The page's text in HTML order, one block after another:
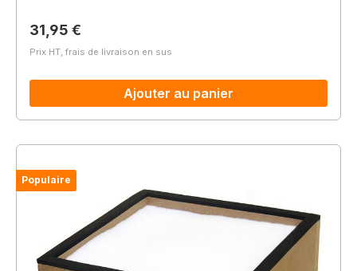
Prix régulier :
31,95 €
Prix HT, frais de livraison en sus
Ajouter au panier
Populaire